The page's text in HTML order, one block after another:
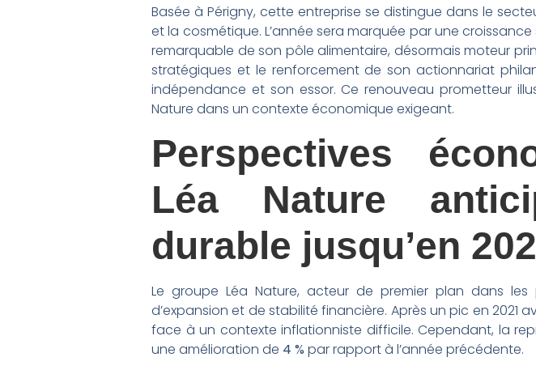
Basée à Périgny, cette entreprise se distingue dans le
et la cosmétique. L’année sera marquée par une
remarquable de son pôle alimentaire, désormais moteur
stratégiques et le renforcement de son actionnariat
indépendance et son essor. Ce renouveau prometteur
Nature dans un contexte économique exigeant.
Perspectives
Léa Nature
durable jusqu’en
Le groupe Léa Nature, acteur de premier plan dans
d’expansion et de stabilité financière. Après un pic en 2021
face à un contexte inflationniste difficile. Cependant, la
une amélioration de 4 % par rapport à l’année précédente.